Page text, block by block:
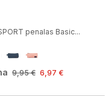
penalas Basic...
9,95 € 6,97 €